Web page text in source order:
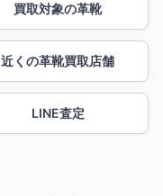
買取対象の革靴
近くの革靴買取店舗
LINE査定